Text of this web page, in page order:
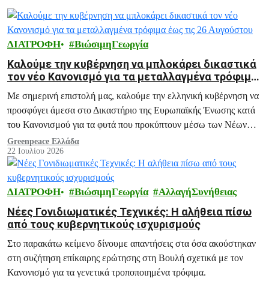
ΔΙΑΤΡΟΦΗ ΒιώσιμηΓεωργία
Καλούμε την κυβέρνηση να μπλοκάρει δικαστικά
τον νέο Κανονισμό για τα μεταλλαγμένα τρόφιμα
έως τις 26 Αυγούστου
Με σημερινή επιστολή μας, καλούμε την ελληνική κυβέρνηση να
προσφύγει άμεσα στο Δικαστήριο της Ευρωπαϊκής Ένωσης κατά
του Κανονισμού για τα φυτά που προκύπτουν μέσω των Νέων
Γονιδιωματικών Τεχνικών.
Greenpeace Ελλάδα
22 Ιουλίου 2026
ΔΙΑΤΡΟΦΗ ΒιώσιμηΓεωργία ΑλλαγήΣυνήθειας
Νέες Γονιδιωματικές Τεχνικές: Η αλήθεια πίσω
από τους κυβερνητικούς ισχυρισμούς
Στο παρακάτω κείμενο δίνουμε απαντήσεις στα όσα ακούστηκαν
στη συζήτηση επίκαιρης ερώτησης στη Βουλή σχετικά με τον
Κανονισμό για τα γενετικά τροποποιημένα τρόφιμα.